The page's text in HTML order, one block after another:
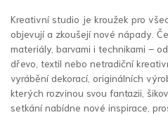
Kreativní studio je kroužek pro
objevují a zkoušejí nové nápady.
materiály, barvami i technikami –
dřevo, textil nebo netradiční
vyrábění dekorací, originálních
kterých rozvinou svou fantazii,
setkání nabídne nové inspirace,